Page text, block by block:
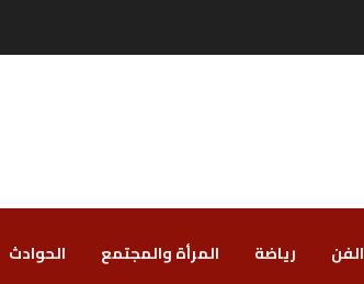
الفن رياضة ‏المرأة والمجتمع ‏الحوادث